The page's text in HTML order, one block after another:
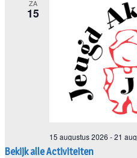
Bekijk alle Activiteiten